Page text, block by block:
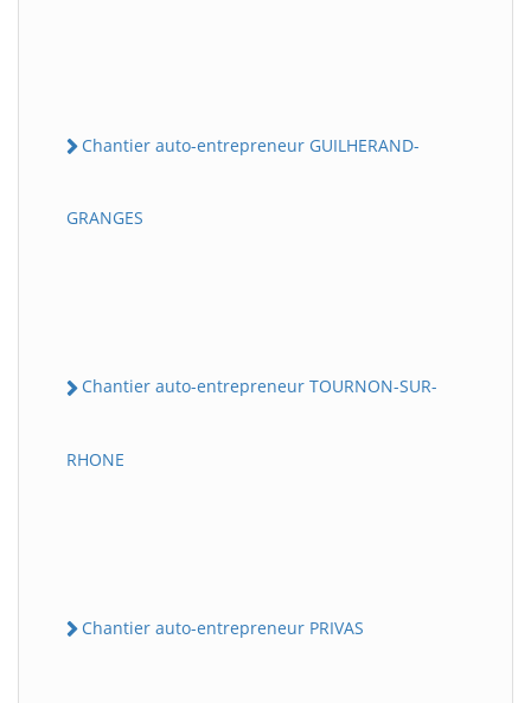
Chantier auto-entrepreneur GUILHERAND-
GRANGES
Chantier auto-entrepreneur TOURNON-SUR-
RHONE
Chantier auto-entrepreneur PRIVAS